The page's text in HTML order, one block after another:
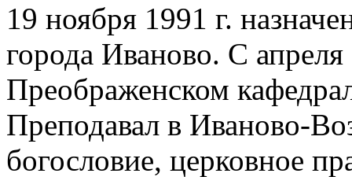
19 ноября 1991 г.
города Иваново. С
Преображенском
Преподавал в Иваново-
богословие, церковное